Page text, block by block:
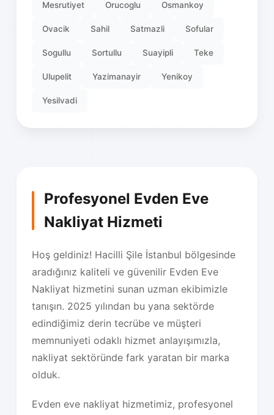
Profesyonel Evden Eve
Nakliyat Hizmeti
Hoş geldiniz! Hacilli Şile İstanbul bölgesinde
aradığınız kaliteli ve güvenilir Evden Eve
Nakliyat hizmetini sunan uzman ekibimizle
tanışın. 2025 yılından bu yana sektörde
edindiğimiz derin tecrübe ve müşteri
memnuniyeti odaklı hizmet anlayışımızla,
nakliyat sektöründe fark yaratan bir marka
olduk.
Evden eve nakliyat hizmetimiz, profesyonel
Mesrutiyet Orucoglu Osmankoy
Ovacik Sahil Satmazli Sofular
Sogullu Sortullu Suayipli Teke
Ulupelit Yazimanayir Yenikoy
Yesilvadi